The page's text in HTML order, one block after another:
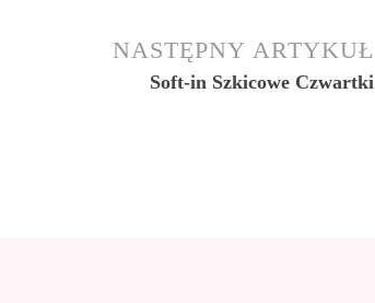
NASTĘPNY ARTYKUŁ
Soft-in Szkicowe Czwartki